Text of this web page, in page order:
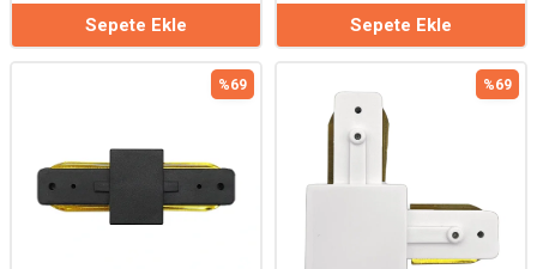
Sepete Ekle Sepete Ekle
%69 %69